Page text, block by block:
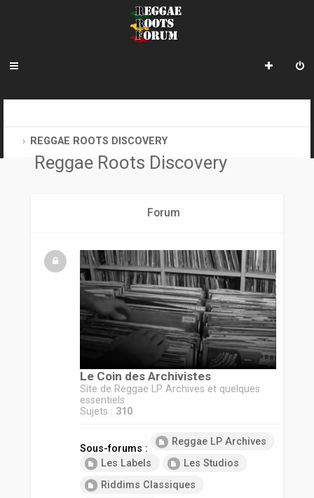
REGGAE ROOTS DISCOVERY
Reggae Roots Discovery
Forum
Le Coin des Archivistes
Site de Reggae LP Archives et quelques
essentiels
Sujets : 310
Sous-forums :
Reggae LP Archives
Les Labels
Les Studios
Riddims Classiques